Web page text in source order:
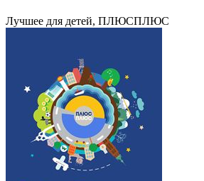
Лучшее для детей, ПЛЮСПЛЮС